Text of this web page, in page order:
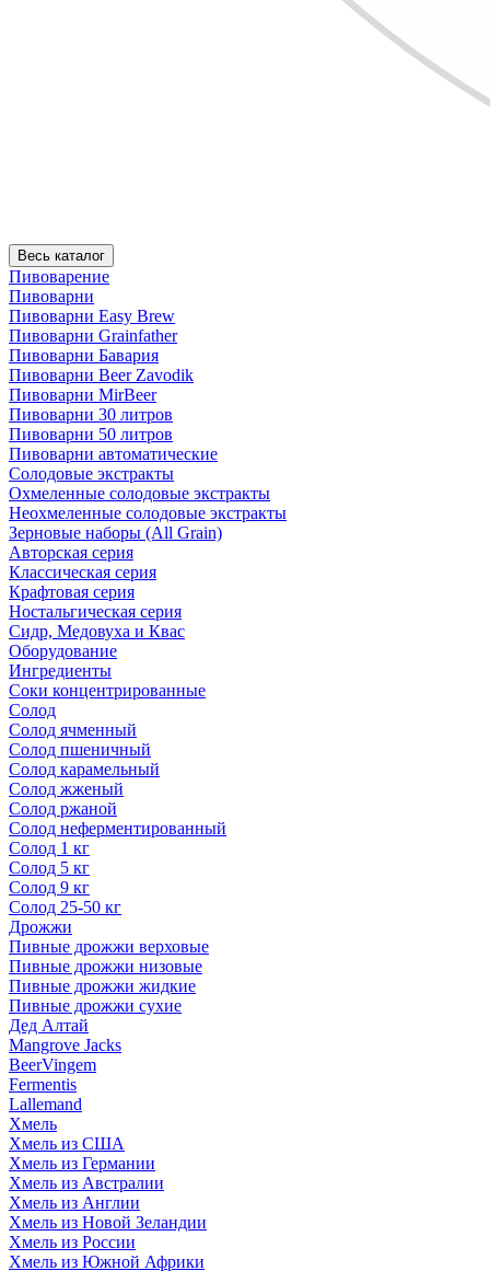
Весь каталог
Пивоварение
Пивоварни
Пивоварни Easy Brew
Пивоварни Grainfather
Пивоварни Бавария
Пивоварни Beer Zavodik
Пивоварни MirBeer
Пивоварни 30 литров
Пивоварни 50 литров
Пивоварни автоматические
Солодовые экстракты
Охмеленные солодовые экстракты
Неохмеленные солодовые экстракты
Зерновые наборы (All Grain)
Авторская серия
Классическая серия
Крафтовая серия
Ностальгическая серия
Сидр, Медовуха и Квас
Оборудование
Ингредиенты
Соки концентрированные
Солод
Солод ячменный
Солод пшеничный
Солод карамельный
Солод жженый
Солод ржаной
Солод неферментированный
Солод 1 кг
Солод 5 кг
Солод 9 кг
Солод 25-50 кг
Дрожжи
Пивные дрожжи верховые
Пивные дрожжи низовые
Пивные дрожжи жидкие
Пивные дрожжи сухие
Дед Алтай
Mangrove Jacks
BeerVingem
Fermentis
Lallemand
Хмель
Хмель из США
Хмель из Германии
Хмель из Австралии
Хмель из Англии
Хмель из Новой Зеландии
Хмель из России
Хмель из Южной Африки